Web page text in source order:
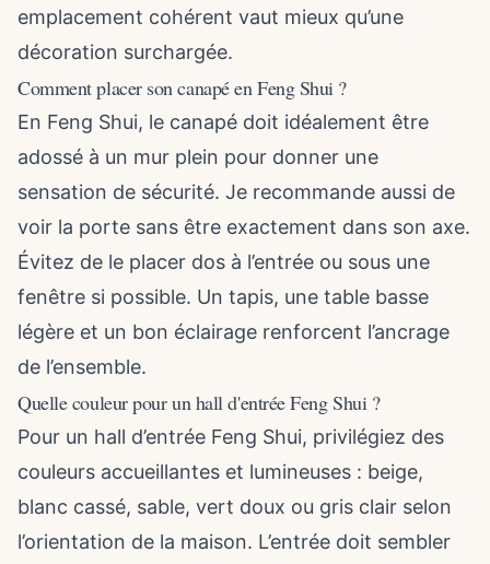
emplacement cohérent vaut mieux qu’une
décoration surchargée.
Comment placer son canapé en Feng Shui ?
En Feng Shui, le canapé doit idéalement être
adossé à un mur plein pour donner une
sensation de sécurité. Je recommande aussi de
voir la porte sans être exactement dans son axe.
Évitez de le placer dos à l’entrée ou sous une
fenêtre si possible. Un tapis, une table basse
légère et un bon éclairage renforcent l’ancrage
de l’ensemble.
Quelle couleur pour un hall d'entrée Feng Shui ?
Pour un hall d’entrée Feng Shui, privilégiez des
couleurs accueillantes et lumineuses : beige,
blanc cassé, sable, vert doux ou gris clair selon
l’orientation de la maison. L’entrée doit sembler